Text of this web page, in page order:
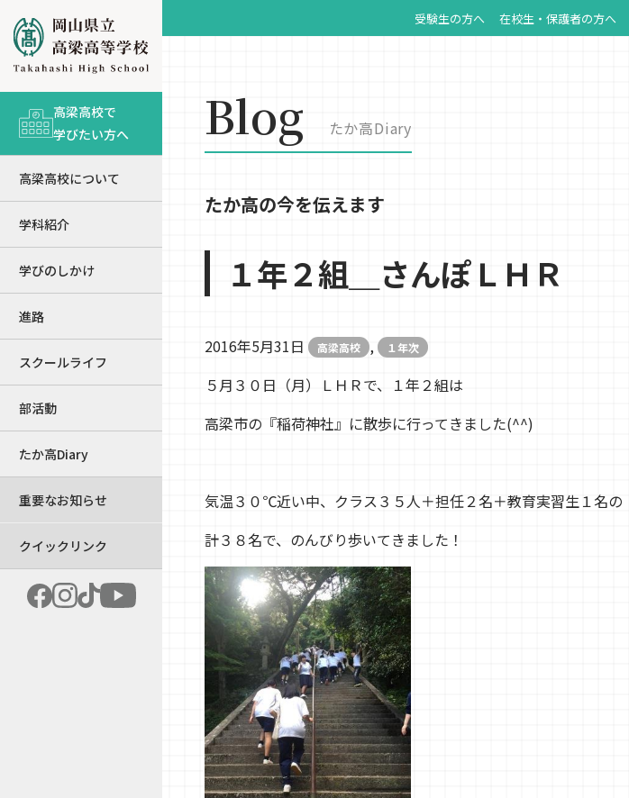
受験生の方へ 在校生・保護者の方へ
高梁高校で
学びたい方へ
高梁高校について
学科紹介
学びのしかけ
進路
スクールライフ
部活動
たか高Diary
重要なお知らせ
クイックリンク
Blog たか高Diary
たか高の今を伝えます
１年２組＿さんぽＬＨＲ
2016年5月31日 高梁高校 , １年次
５月３０日（月）ＬＨＲで、１年２組は
高梁市の『稲荷神社』に散歩に行ってきました(^^)
気温３０℃近い中、クラス３５人＋担任２名＋教育実習生１名の
計３８名で、のんびり歩いてきました！